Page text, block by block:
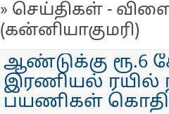
» செய்திகள் -
(கன்னியாகுமரி)
ஆண்டுக்கு ரூ.6
இரணியல் ரயில்
பயணிகள்